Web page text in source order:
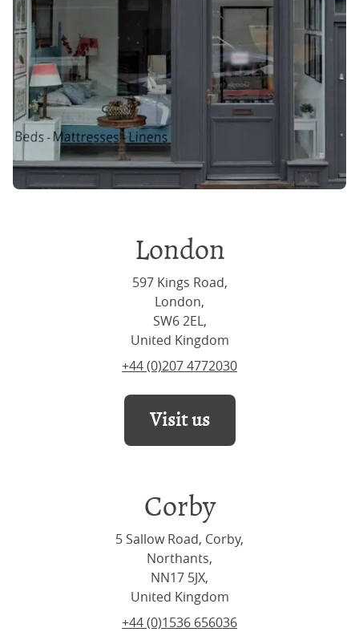
London
597 Kings Road,
London,
SW6 2EL,
United Kingdom
+44 (0)207 4772030
Visit us
Corby
5 Sallow Road, Corby,
Northants,
NN17 5JX,
United Kingdom
+44 (0)1536 656036